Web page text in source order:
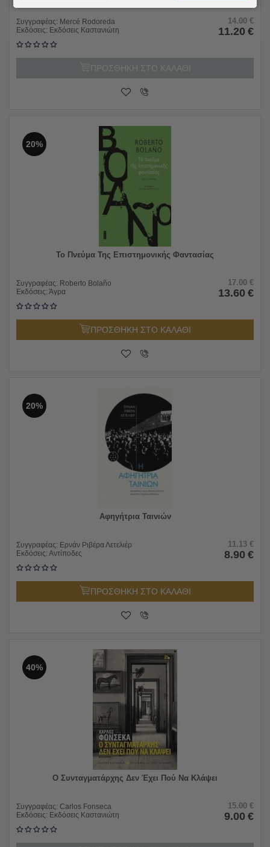
Συγγραφέας: Mercé Rodoreda
Εκδόσεις: Εκδόσεις Καστανιώτη
14.00 €
11.20 €
ΠΡΟΣΘΗΚΗ ΣΤΟ ΚΑΛΑΘΙ
20%
Το Πνεύμα Της Επιστημονικής Φαντασίας
Συγγραφέας: Roberto Bolaño
Εκδόσεις: Άγρα
17.00 €
13.60 €
ΠΡΟΣΘΗΚΗ ΣΤΟ ΚΑΛΑΘΙ
20%
Αφηγήτρια Ταινιών
Συγγραφέας: Ερνάν Ριβέρα Λετελιέρ
Εκδόσεις: Αντίποδες
11.13 €
8.90 €
ΠΡΟΣΘΗΚΗ ΣΤΟ ΚΑΛΑΘΙ
40%
Ο Συνταγματάρχης Δεν Έχει Πού Να Κλάψει
Συγγραφέας: Carlos Fonseca
Εκδόσεις: Εκδόσεις Καστανιώτη
15.00 €
9.00 €